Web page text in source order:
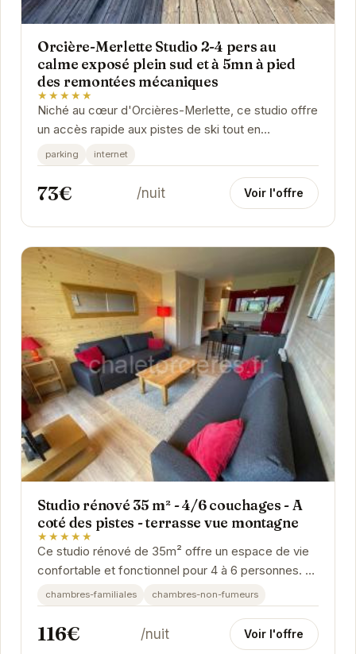
Orcière-Merlette Studio 2-4 pers au
calme exposé plein sud et à 5mn à pied
des remontées mécaniques
★★★★★
Niché au cœur d'Orcières-Merlette, ce studio offre
un accès rapide aux pistes de ski tout en
garantissant un environnement paisible. Son...
parking internet
73€ /nuit Voir l'offre
Studio rénové 35 m² - 4/6 couchages - A
coté des pistes - terrasse vue montagne
★★★★★
Ce studio rénové de 35m² offre un espace de vie
confortable et fonctionnel pour 4 à 6 personnes. Sa
proximité avec les pistes et sa terrasse...
chambres-familiales chambres-non-fumeurs
116€ /nuit Voir l'offre